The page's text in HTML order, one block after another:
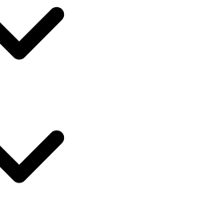
Powered by chaterimo